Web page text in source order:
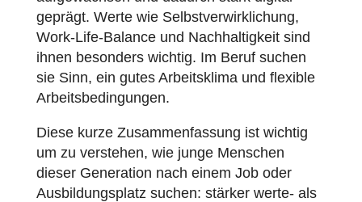
geprägt. Werte wie Selbstverwirklichung,
Work-Life-Balance und Nachhaltigkeit sind
ihnen besonders wichtig. Im Beruf suchen
sie Sinn, ein gutes Arbeitsklima und flexible
Arbeitsbedingungen.
Diese kurze Zusammenfassung ist wichtig
um zu verstehen, wie junge Menschen
dieser Generation nach einem Job oder
Ausbildungsplatz suchen: stärker werte- als